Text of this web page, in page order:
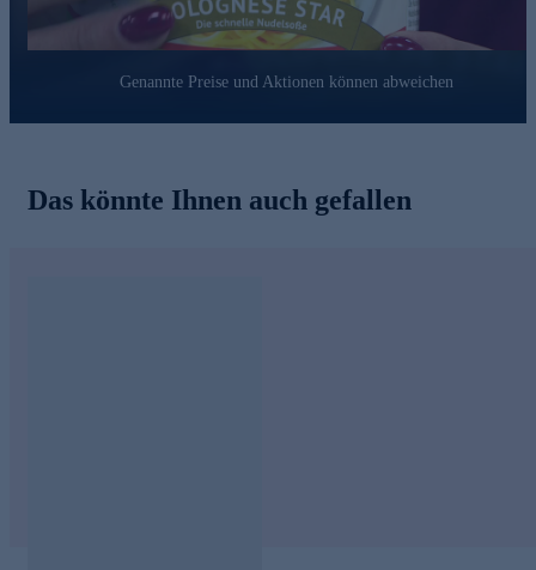
Genannte Preise und Aktionen können abweichen
Das könnte Ihnen auch gefallen